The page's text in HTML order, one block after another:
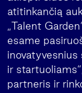
atitinkančią
„Talent
esame
inovatyvesnius
ir
partneris ir